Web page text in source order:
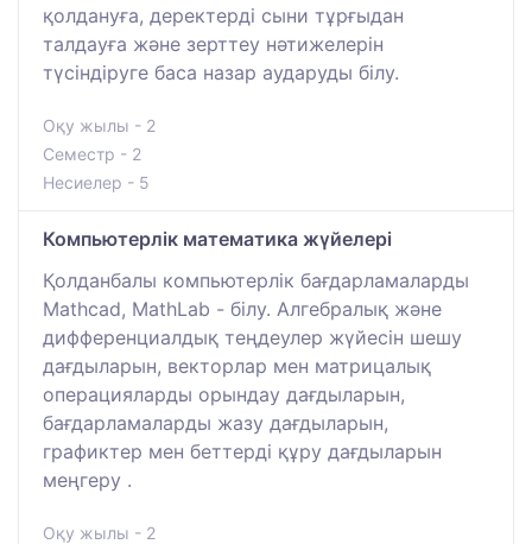
қолдануға, деректерді сыни тұрғыдан
талдауға және зерттеу нәтижелерін
түсіндіруге баса назар аударуды білу.
Оқу жылы - 2
Семестр - 2
Несиелер - 5
Компьютерлік математика жүйелері
Қолданбалы компьютерлік бағдарламаларды
Mathcad, MathLab - білу. Алгебралық және
дифференциалдық теңдеулер жүйесін шешу
дағдыларын, векторлар мен матрицалық
операцияларды орындау дағдыларын,
бағдарламаларды жазу дағдыларын,
графиктер мен беттерді құру дағдыларын
меңгеру .
Оқу жылы - 2